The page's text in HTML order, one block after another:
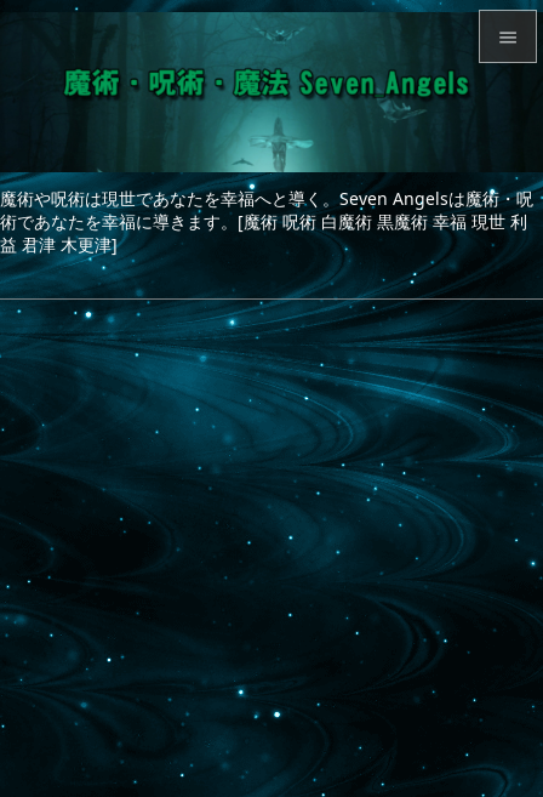
魔術や呪術は現世であなたを幸福へと導く。Seven Angelsは魔術・呪
術であなたを幸福に導きます。[魔術 呪術 白魔術 黒魔術 幸福 現世 利
益 君津 木更津]

サイド


次へ
